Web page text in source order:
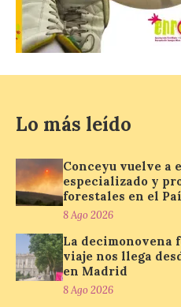
La decimonovena
fotografía de León
viaje nos llega
plaza de Oriente en
Madrid
de…viaje.
organizado
juvenil de la
Enróllate, la
Conceyu País Llionés y el
jóvenes “Enredando.info”.
nos envía la décimo […]
Lo más leído
Conceyu vuelve
especializado y
forestales en el
8 Ago 2026
La decimonovena
viaje nos llega
en Madrid
8 Ago 2026